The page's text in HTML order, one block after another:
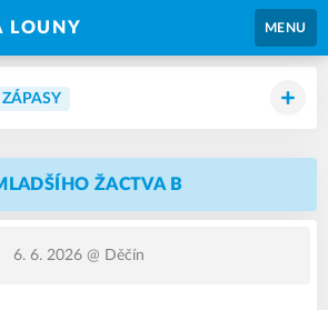
LOUNY MENU
ZÁPASY
ŽACTVA B
6. 6. 2026 @ Děčín